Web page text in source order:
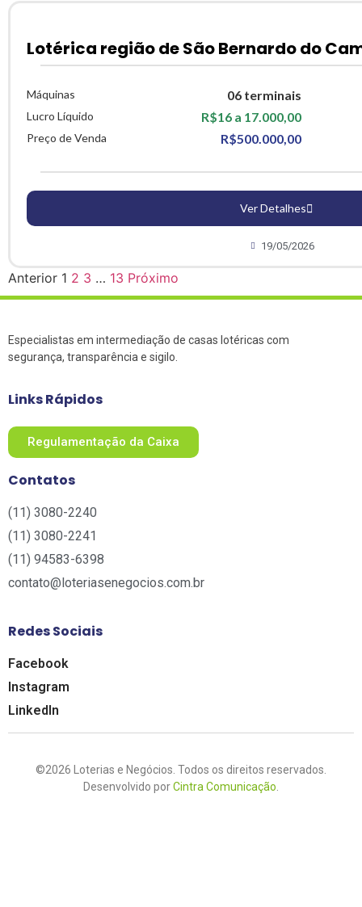
Lotérica região de São Bernardo do
Máquinas 06 terminais
Lucro Líquido R$16 a 17.000,00
Preço de Venda R$500.000,00
Ver Detalhes
19/05/2026
Anterior 1 2 3 … 13 Próximo
Especialistas em intermediação de casas lotéricas com
segurança, transparência e sigilo.
Links Rápidos
Regulamentação da Caixa
Contatos
(11) 3080-2240​
(11) 3080-2241​
(11) 94583-6398
contato@loteriasenegocios.com.br​
Redes Sociais
Facebook
Instagram
LinkedIn
©2026 Loterias e Negócios. Todos os direitos reservados.
Desenvolvido porCintra Comunicação.